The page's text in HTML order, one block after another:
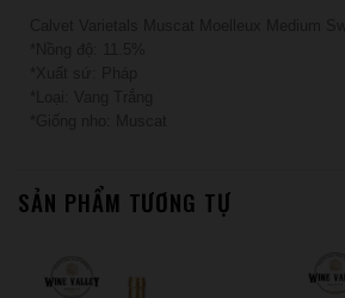
SẢN PHẨM TƯƠNG TỰ